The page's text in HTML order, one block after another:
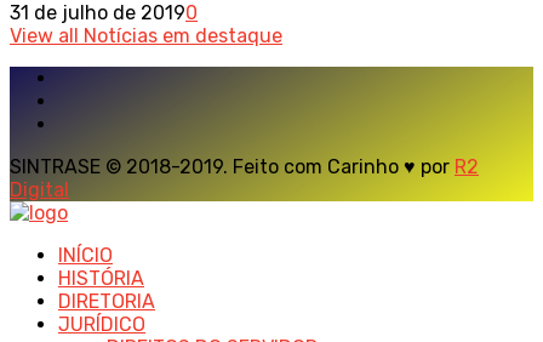
31 de julho de 20190
View all Notícias em destaque
SINTRASE © 2018-2019. Feito com Carinho ♥ por R2
Digital
INÍCIO
HISTÓRIA
DIRETORIA
JURÍDICO